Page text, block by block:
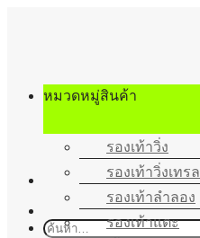
เนื้อหา
ค้นหา:
หมวดหมู่สินค้า
รองเท้าวิ่ง
รองเท้าวิ่งเทรล
รองเท้าลำลอง
รองเท้าแตะ